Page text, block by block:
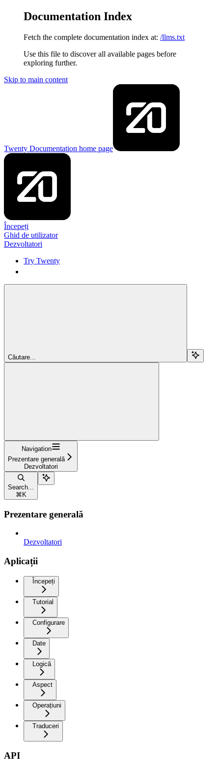
Documentation Index
Fetch the complete documentation index at: /llms.txt
Use this file to discover all available pages before
exploring further.
Skip to main content
Twenty Documentation home page
Începeți
Ghid de utilizator
Dezvoltatori
Try Twenty
Căutare...
Navigation
Prezentare generală
Dezvoltatori
Search...
⌘ K
Prezentare generală
Dezvoltatori
Aplicații
Începeți
Tutorial
Configurare
Date
Logică
Aspect
Operațiuni
Traduceri
API